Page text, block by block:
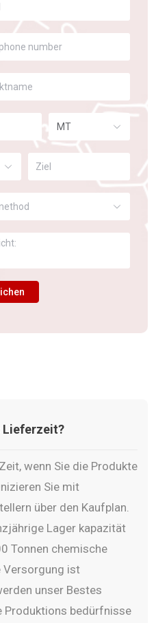
MT
Lieferzeit?
wenn Sie die Produkte
Sie mit
über den Kaufplan.
Lager kapazität
Tonnen chemische
Versorgung ist
unser Bestes
Produktions bedürfnisse